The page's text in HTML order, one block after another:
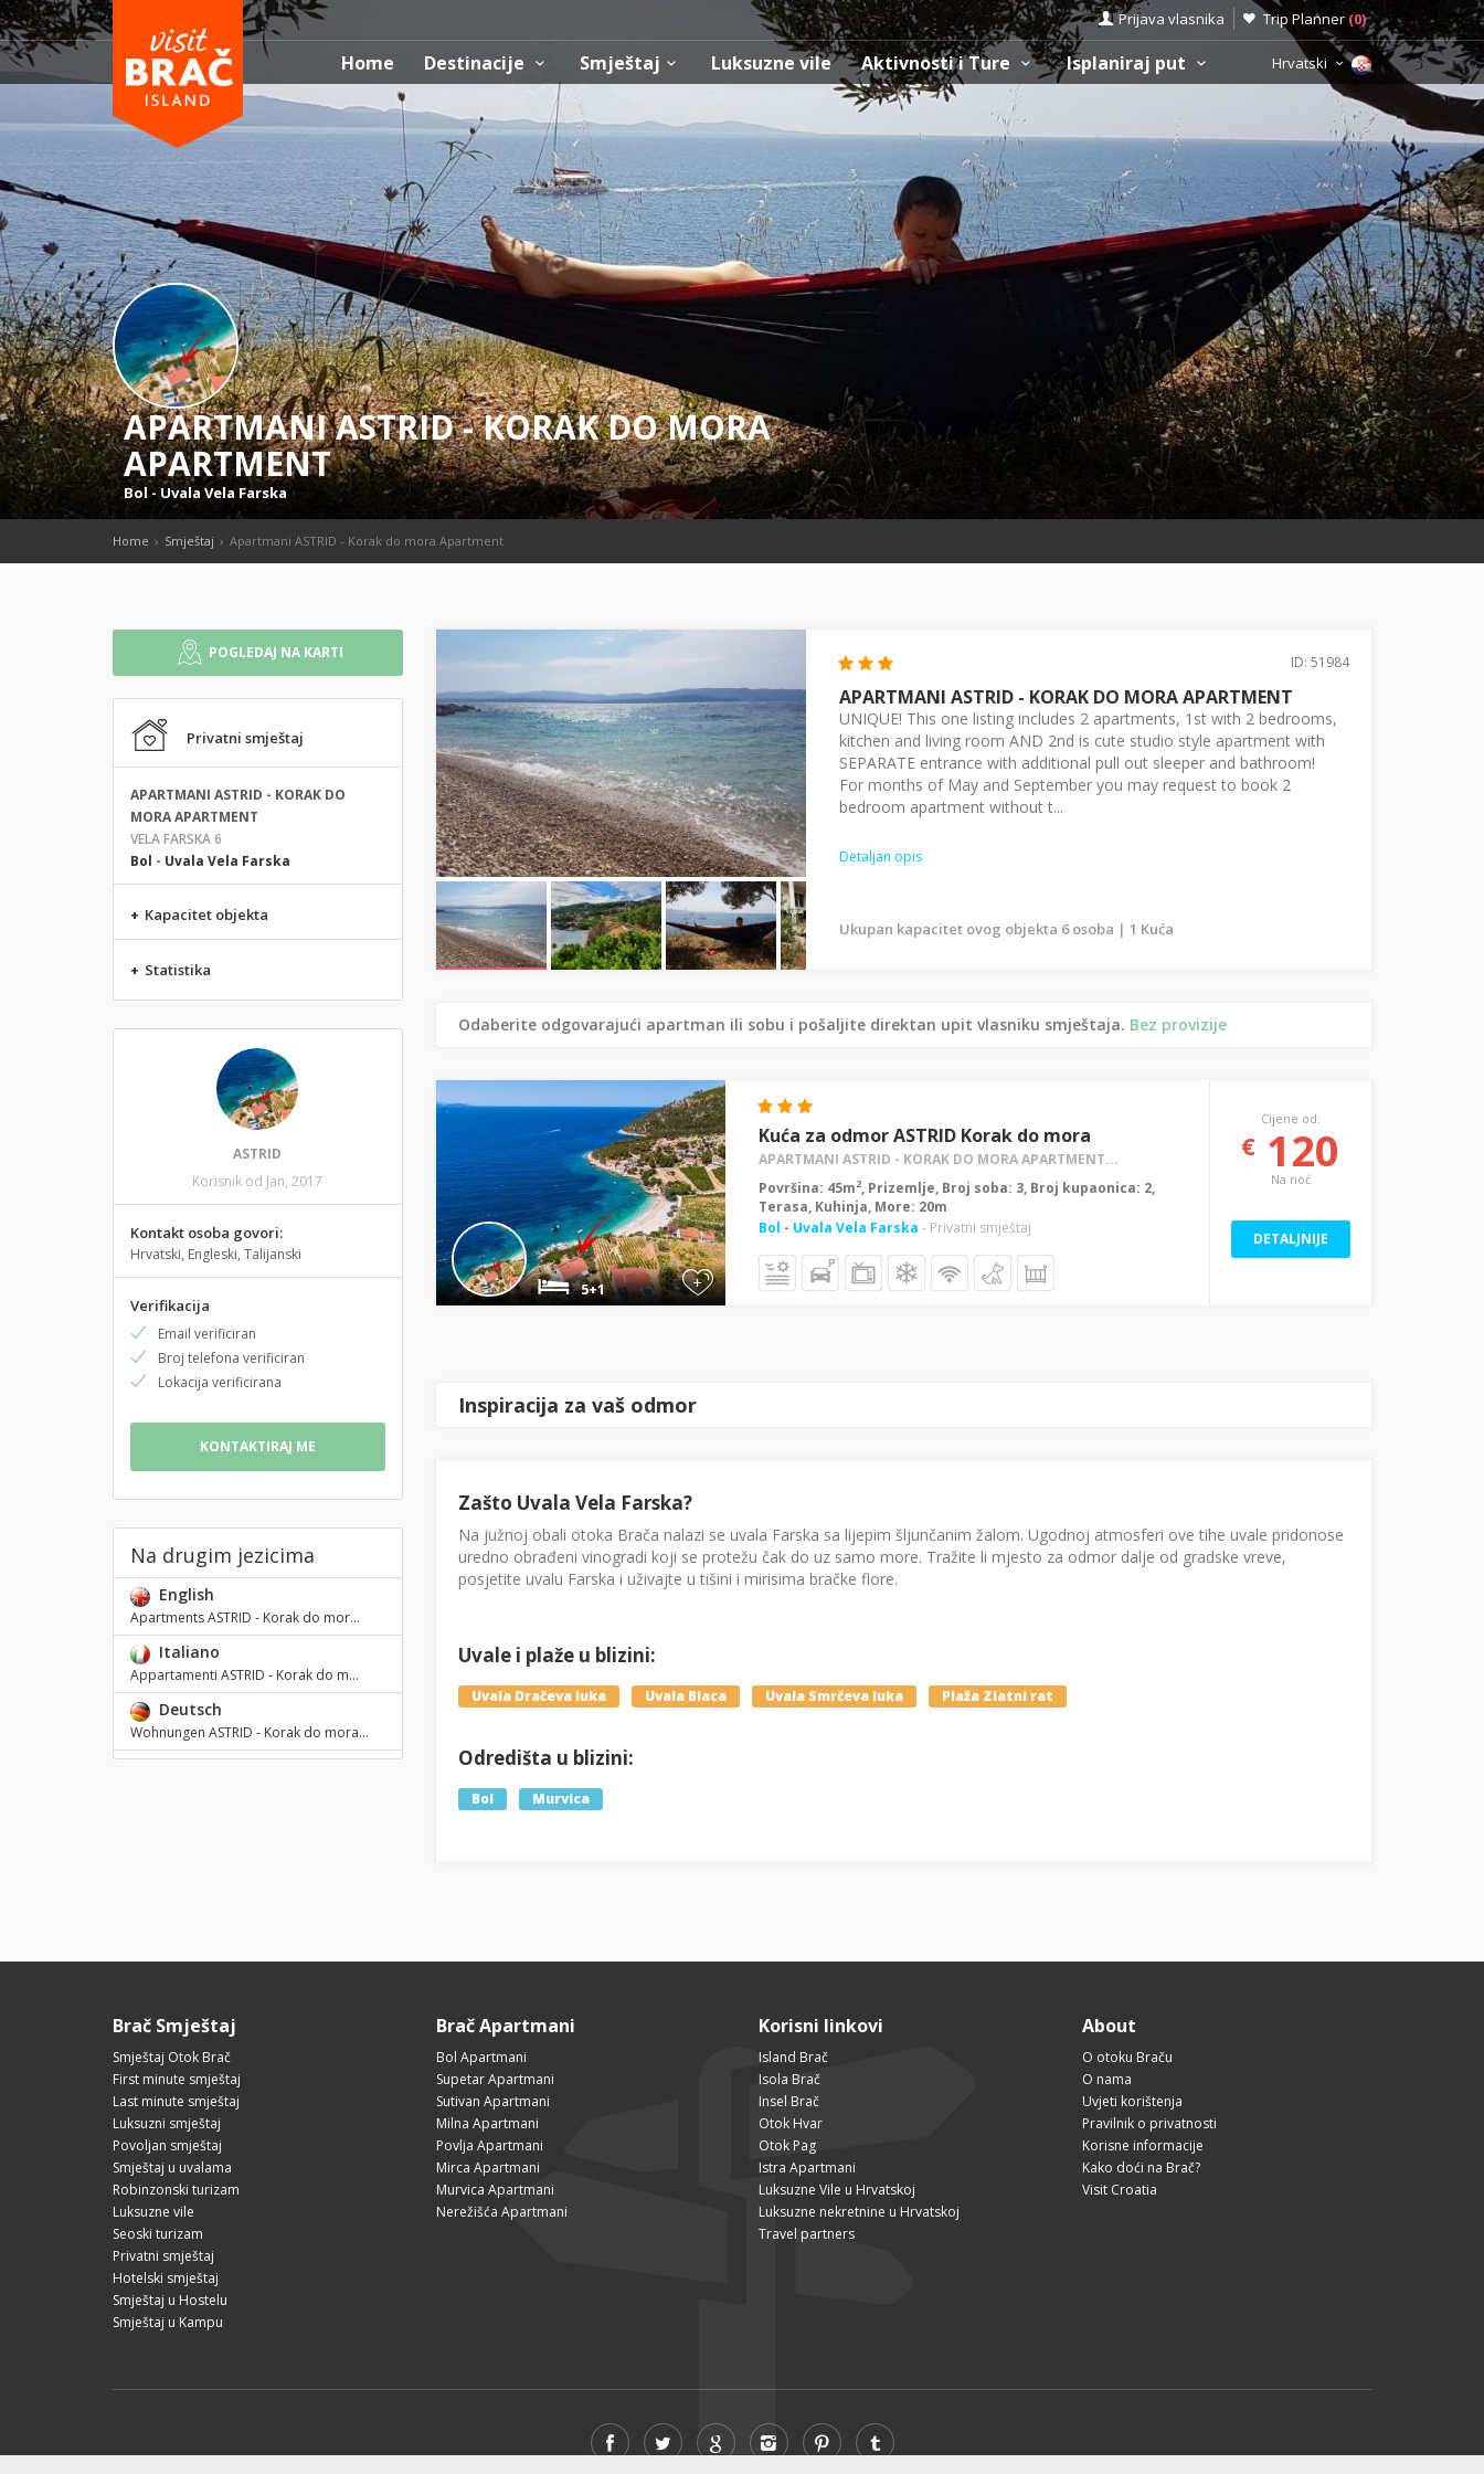
Prijava vlasnika Trip Planner (0)
Home Destinacije Smještaj Luksuzne vile Aktivnosti i Ture Isplaniraj put Hrvatski
APARTMANI ASTRID - KORAK DO MORA
APARTMENT
Bol- Uvala Vela Farska
Home Smještaj Apartmani ASTRID - Korak do mora Apartment
POGLEDAJ NA KARTI
Privatni smještaj
APARTMANI ASTRID - KORAK DO
MORA APARTMENT
VELA FARSKA 6
Bol - Uvala Vela Farska
+ Kapacitet objekta
+ Statistika
ASTRID
Korisnik od Jan, 2017
Kontakt osoba govori:
Hrvatski, Engleski, Talijanski
Verifikacija
Email verificiran
Broj telefona verificiran
Lokacija verificirana
KONTAKTIRAJ ME
Na drugim jezicima
English
Apartments ASTRID - Korak do mor...
Italiano
Appartamenti ASTRID - Korak do m...
Deutsch
Wohnungen ASTRID - Korak do mora...
ID: 51984
APARTMANI ASTRID - KORAK DO MORA APARTMENT
UNIQUE! This one listing includes 2 apartments, 1st with 2 bedrooms,
kitchen and living room AND 2nd is cute studio style apartment with
SEPARATE entrance with additional pull out sleeper and bathroom!
For months of May and September you may request to book 2
bedroom apartment without t...
Detaljan opis
Ukupan kapacitet ovog objekta 6 osoba | 1 Kuća
Odaberite odgovarajući apartman ili sobu i pošaljite direktan upit vlasniku smještaja. Bez provizije
+
5+1
Kuća za odmor ASTRID Korak do mora
APARTMANI ASTRID - KORAK DO MORA APARTMENT...
Površina: 45m2, Prizemlje, Broj soba: 3, Broj kupaonica: 2,
Terasa, Kuhinja, More: 20m
Bol - Uvala Vela Farska - Privatni smještaj
Cijene od:
€ 120
Na noć
DETALJNIJE
Inspiracija za vaš odmor
Zašto Uvala Vela Farska?
Na južnoj obali otoka Brača nalazi se uvala Farska sa lijepim šljunčanim žalom. Ugodnoj atmosferi ove tihe uvale pridonose
uredno obrađeni vinogradi koji se protežu čak do uz samo more. Tražite li mjesto za odmor dalje od gradske vreve,
posjetite uvalu Farska i uživajte u tišini i mirisima bračke flore.
Uvale i plaže u blizini:
Uvala Dračeva luka Uvala Blaca Uvala Smrčeva luka Plaža Zlatni rat
Odredišta u blizini:
Bol Murvica
Brač Smještaj
Smještaj Otok Brač
First minute smještaj
Last minute smještaj
Luksuzni smještaj
Povoljan smještaj
Smještaj u uvalama
Robinzonski turizam
Luksuzne vile
Seoski turizam
Privatni smještaj
Hotelski smještaj
Smještaj u Hostelu
Smještaj u Kampu
Brač Apartmani
Bol Apartmani
Supetar Apartmani
Sutivan Apartmani
Milna Apartmani
Povlja Apartmani
Mirca Apartmani
Murvica Apartmani
Nerežišća Apartmani
Korisni linkovi
Island Brač
Isola Brač
Insel Brač
Otok Hvar
Otok Pag
Istra Apartmani
Luksuzne Vile u Hrvatskoj
Luksuzne nekretnine u Hrvatskoj
Travel partners
About
O otoku Braču
O nama
Uvjeti korištenja
Pravilnik o privatnosti
Korisne informacije
Kako doći na Brač?
Visit Croatia